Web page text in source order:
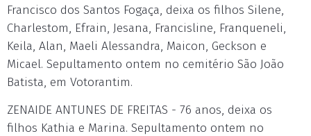
Francisco dos Santos Fogaça, deixa os filhos Silene,
Charlestom, Efrain, Jesana, Francisline, Franqueneli,
Keila, Alan, Maeli Alessandra, Maicon, Geckson e
Micael. Sepultamento ontem no cemitério São João
Batista, em Votorantim.
ZENAIDE ANTUNES DE FREITAS - 76 anos, deixa os
filhos Kathia e Marina. Sepultamento ontem no